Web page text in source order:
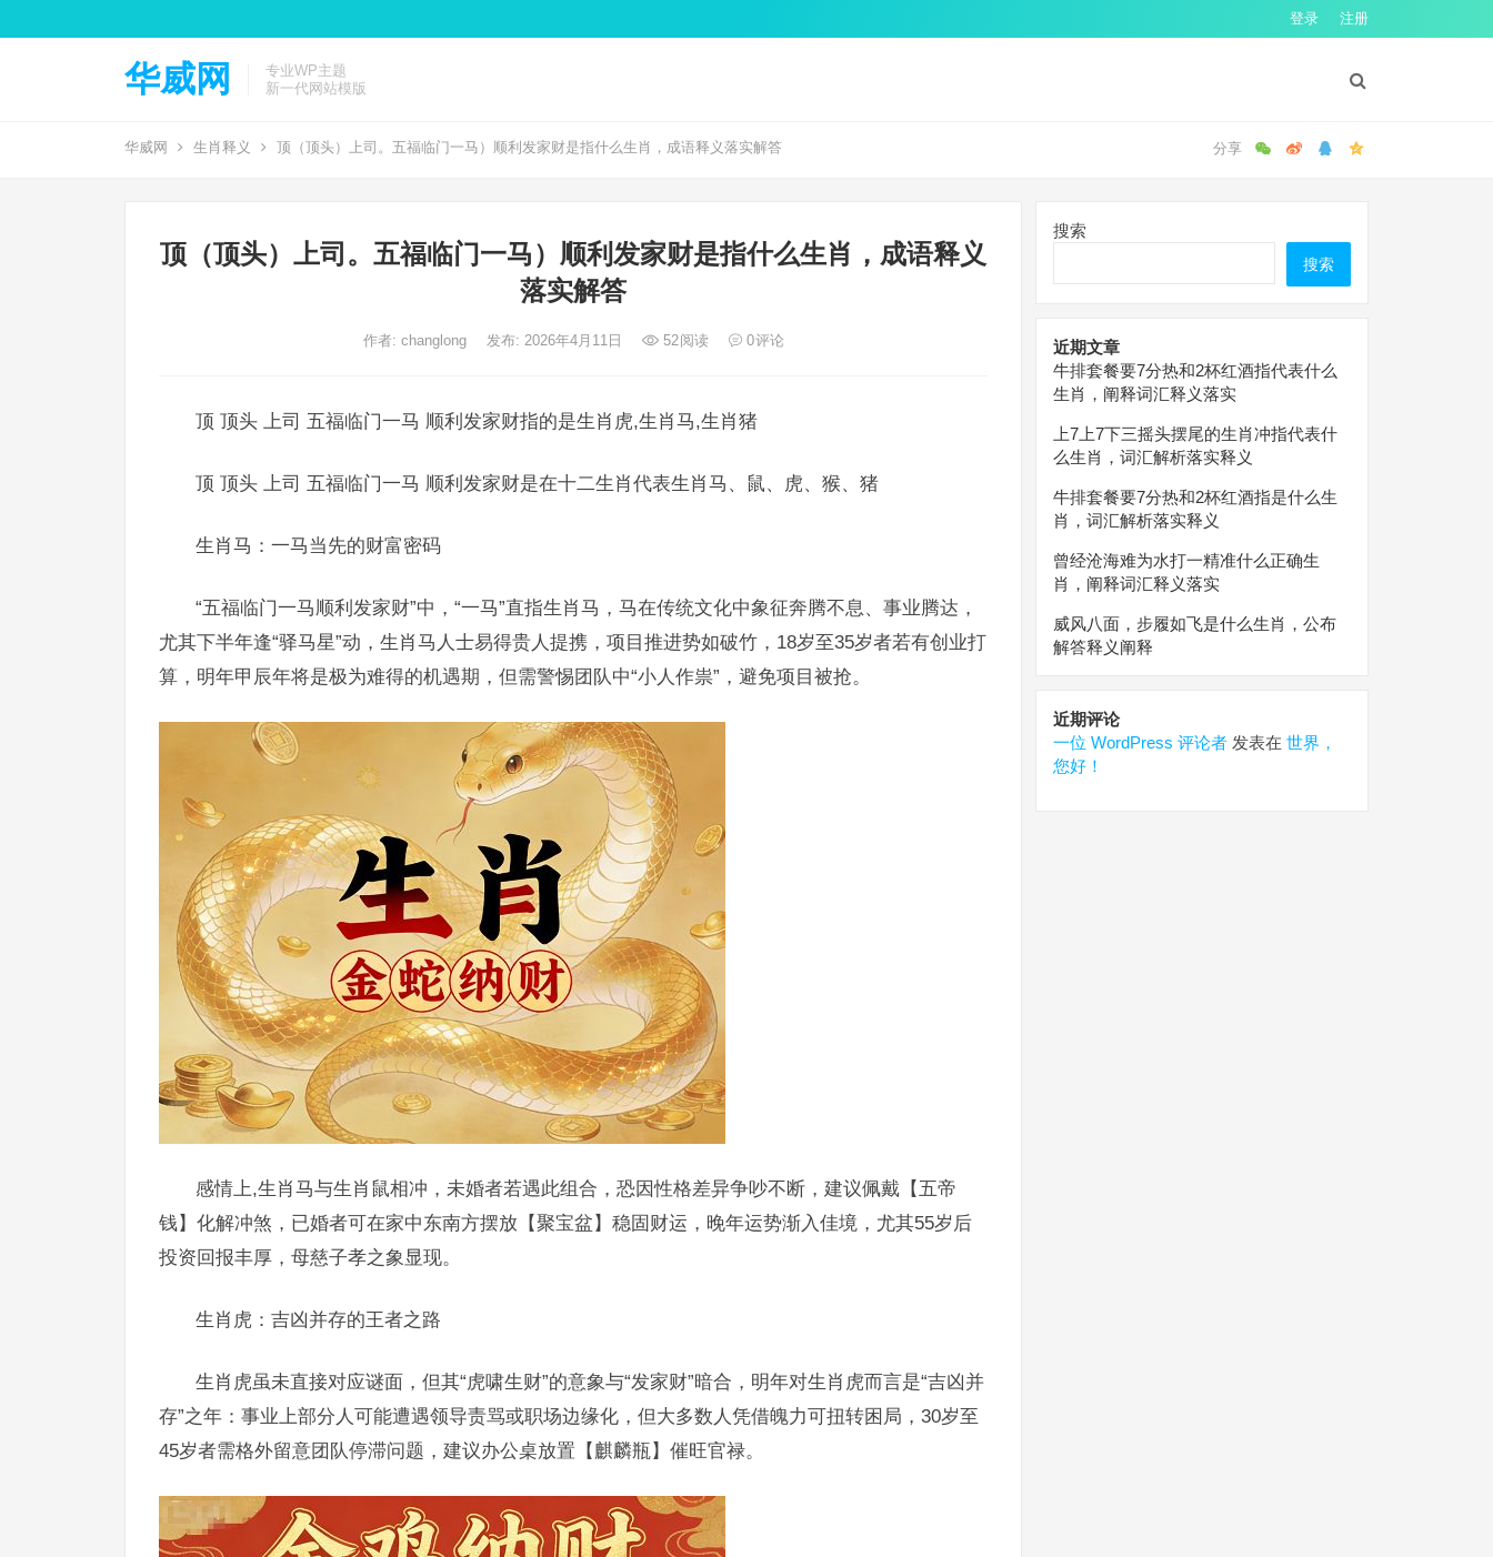
登录 注册
华威网
专业WP主题
新一代网站模版
华威网 生肖释义 顶（顶头）上司。五福临门一马）顺利发家财是指什么生肖，成语释义落实解答
顶（顶头）上司。五福临门一马）顺利发家财是指什么生肖，成语释义
落实解答
作者: changlong 发布: 2026年4月11日 52阅读 0评论
顶 顶头 上司 五福临门一马 顺利发家财指的是生肖虎,生肖马,生肖猪
顶 顶头 上司 五福临门一马 顺利发家财是在十二生肖代表生肖马、鼠、虎、猴、猪
生肖马：一马当先的财富密码
“五福临门一马顺利发家财”中，“一马”直指生肖马，马在传统文化中象征奔腾不息、事业腾达，
尤其下半年逢“驿马星”动，生肖马人士易得贵人提携，项目推进势如破竹，18岁至35岁者若有创业打
算，明年甲辰年将是极为难得的机遇期，但需警惕团队中“小人作祟”，避免项目被抢。
感情上,生肖马与生肖鼠相冲，未婚者若遇此组合，恐因性格差异争吵不断，建议佩戴【五帝
钱】化解冲煞，已婚者可在家中东南方摆放【聚宝盆】稳固财运，晚年运势渐入佳境，尤其55岁后
投资回报丰厚，母慈子孝之象显现。
生肖虎：吉凶并存的王者之路
生肖虎虽未直接对应谜面，但其“虎啸生财”的意象与“发家财”暗合，明年对生肖虎而言是“吉凶并
存”之年：事业上部分人可能遭遇领导责骂或职场边缘化，但大多数人凭借魄力可扭转困局，30岁至
45岁者需格外留意团队停滞问题，建议办公桌放置【麒麟瓶】催旺官禄。
搜索
搜索
近期文章
牛排套餐要7分热和2杯红酒指代表什么
生肖，阐释词汇释义落实
上7上7下三摇头摆尾的生肖冲指代表什
么生肖，词汇解析落实释义
牛排套餐要7分热和2杯红酒指是什么生
肖，词汇解析落实释义
曾经沧海难为水打一精准什么正确生
肖，阐释词汇释义落实
威风八面，步履如飞是什么生肖，公布
解答释义阐释
近期评论
一位 WordPress 评论者 发表在 世界，
您好！